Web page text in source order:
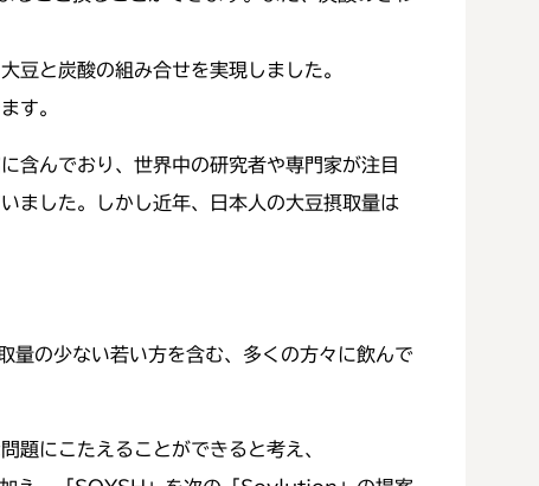
豆と炭酸の組み合せを実現しました。
す。
含んでおり、世界中の研究者や専門家が注目
ました。しかし近年、日本人の大豆摂取量は
量の少ない若い方を含む、多くの方々に飲んで
題にこたえることができると考え、